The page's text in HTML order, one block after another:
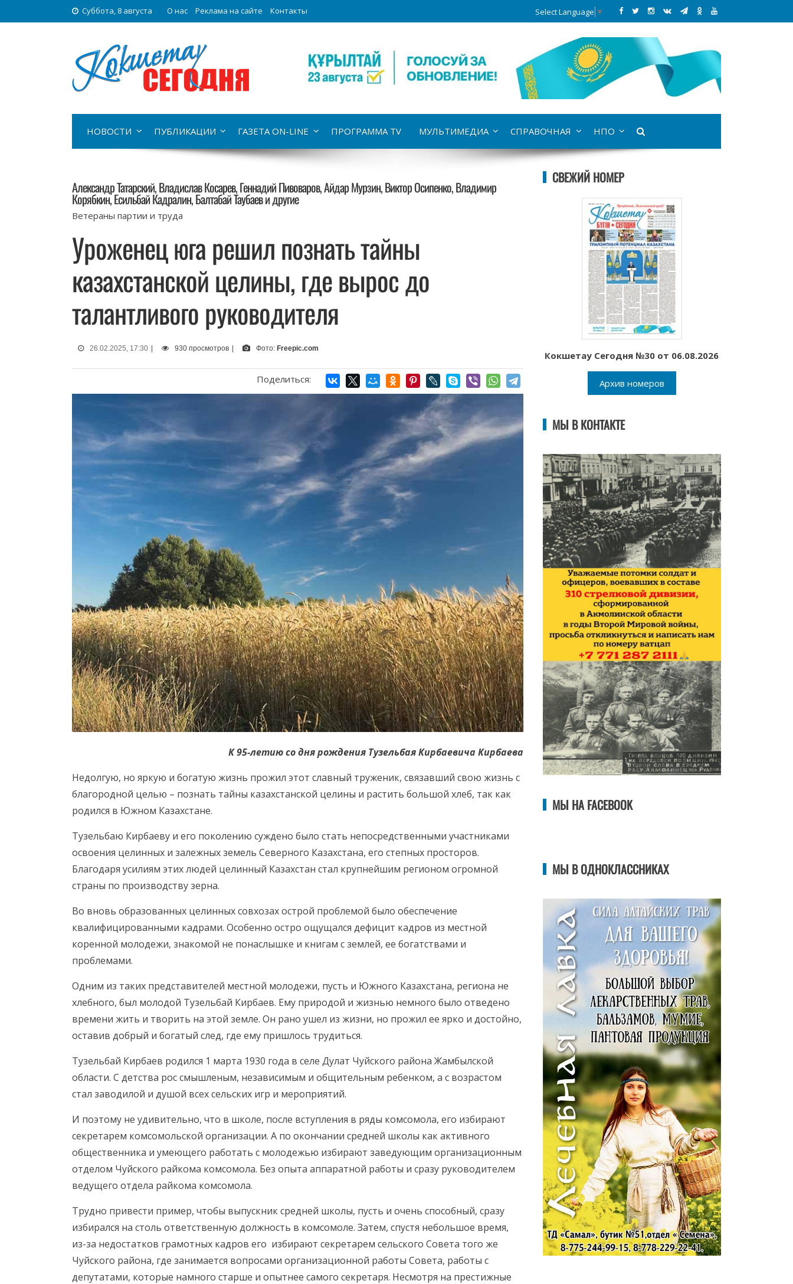
Суббота, 8 августа О нас Реклама на сайте Контакты Select Language ▼
НОВОСТИ ПУБЛИКАЦИИ ГАЗЕТА ON-LINE ПРОГРАММА TV МУЛЬТИМЕДИА СПРАВОЧНАЯ НПО
Александр Татарский, Владислав Косарев, Геннадий Пивоваров, Айдар Мурзин, Виктор Осипенко, Владимир
Корябкин, Есильбай Кадралин, Балтабай Таубаев и другие
Ветераны партии и труда
Уроженец юга решил познать тайны
казахстанской целины, где вырос до
талантливого руководителя
26.02.2025, 17:30 | 930 просмотров | Фото: Freepic.com
Поделиться:
К 95-летию со дня рождения Тузельбая Кирбаевича Кирбаева
Недолгую, но яркую и богатую жизнь прожил этот славный труженик, связавший свою жизнь с
благородной целью – познать тайны казахстанской целины и растить большой хлеб, так как
родился в Южном Казахстане.
Тузельбаю Кирбаеву и его поколению суждено было стать непосредственными участниками
освоения целинных и залежных земель Северного Казахстана, его степных просторов.
Благодаря усилиям этих людей целинный Казахстан стал крупнейшим регионом огромной
страны по производству зерна.
Во вновь образованных целинных совхозах острой проблемой было обеспечение
квалифицированными кадрами. Особенно остро ощущался дефицит кадров из местной
коренной молодежи, знакомой не понаслышке и книгам с землей, ее богатствами и
проблемами.
Одним из таких представителей местной молодежи, пусть и Южного Казахстана, региона не
хлебного, был молодой Тузельбай Кирбаев. Ему природой и жизнью немного было отведено
времени жить и творить на этой земле. Он рано ушел из жизни, но прожил ее ярко и достойно,
оставив добрый и богатый след, где ему пришлось трудиться.
Тузельбай Кирбаев родился 1 марта 1930 года в селе Дулат Чуйского района Жамбылской
области. С детства рос смышленым, независимым и общительным ребенком, а с возрастом
стал заводилой и душой всех сельских игр и мероприятий.
И поэтому не удивительно, что в школе, после вступления в ряды комсомола, его избирают
секретарем комсомольской организации. А по окончании средней школы как активного
общественника и умеющего работать с молодежью избирают заведующим организационным
отделом Чуйского райкома комсомола. Без опыта аппаратной работы и сразу руководителем
ведущего отдела райкома комсомола.
Трудно привести пример, чтобы выпускник средней школы, пусть и очень способный, сразу
избирался на столь ответственную должность в комсомоле. Затем, спустя небольшое время,
из-за недостатков грамотных кадров его избирают секретарем сельского Совета того же
Чуйского района, где занимается вопросами организационной работы Совета, работы с
депутатами, которые намного старше и опытнее самого секретаря. Несмотря на престижные
СВЕЖИЙ НОМЕР
Кокшетау Сегодня №30 от 06.08.2026
Архив номеров
МЫ В КОНТАКТЕ
МЫ НА FACEBOOK
МЫ В ОДНОКЛАССНИКАХ